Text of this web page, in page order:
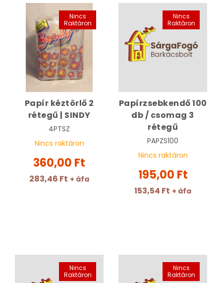
Nincs
Raktáron
Papír kéztörlő 2
rétegű | SINDY
4PTSZ
Nincs raktáron
360,00 Ft
283,46 Ft + áfa
Nincs
Raktáron
Papírzsebkendő 100
db / csomag 3
rétegű
PAPZS100
Nincs raktáron
195,00 Ft
153,54 Ft + áfa
Nincs
Raktáron
Nincs
Raktáron